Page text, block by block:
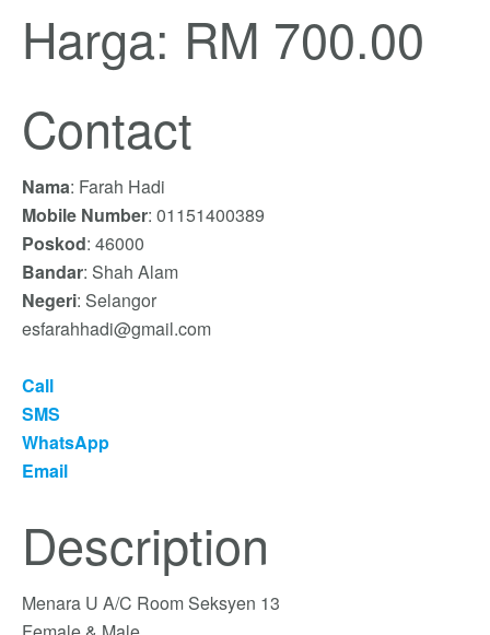
Harga: RM 700.00
Contact
Nama: Farah Hadi
Mobile Number: 01151400389
Poskod: 46000
Bandar: Shah Alam
Negeri: Selangor
esfarahhadi@gmail.com
Call
SMS
WhatsApp
Email
Description
Menara U A/C Room Seksyen 13